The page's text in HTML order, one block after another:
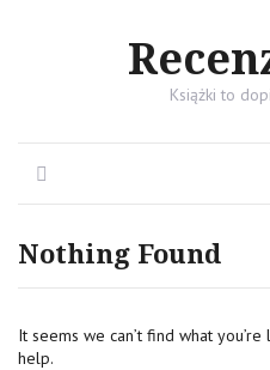
Książki to
Nothing Found
It seems we can’t find what
help.